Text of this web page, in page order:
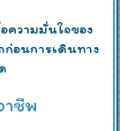
ความมั่นใจของ
อนการเดินทาง
าชีพ